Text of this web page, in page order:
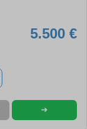
5.500 €
➜